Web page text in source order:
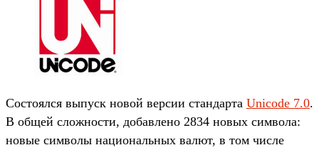
Состоялся выпуск новой версии стандарта Unicode 7.0.
В общей сложности, добавлено 2834 новых символа:
новые символы национальных валют, в том числе